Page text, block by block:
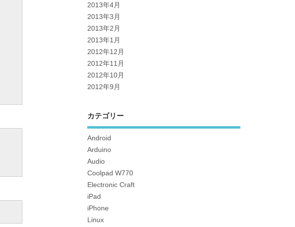
2013年4月
2013年3月
2013年2月
2013年1月
2012年12月
2012年11月
2012年10月
2012年9月
カテゴリー
Android
Arduino
Audio
Coolpad W770
Electronic Craft
iPad
iPhone
Linux